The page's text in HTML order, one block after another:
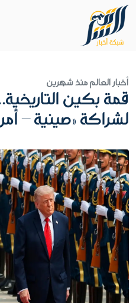
أخبار العالممنذ شهرين
قمة بكين
لشراكة «صينية –